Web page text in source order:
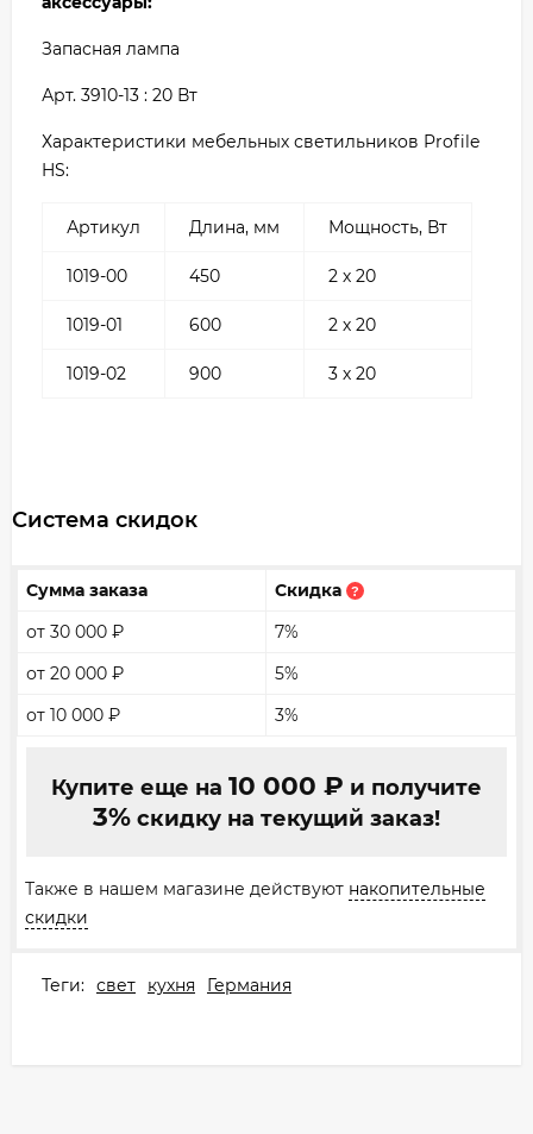
Запасная лампа
Арт. 3910-13 : 20 Вт
Характеристики мебельных светильников Profile
HS:
Артикул Длина, мм Мощность, Вт
1019-00 450 2 х 20
1019-01 600 2 х 20
1019-02 900 3 х 20
Система скидок
Сумма заказа Скидка ?
от 30 000 ₽
7%
от 20 000 ₽
5%
от 10 000 ₽ 3%
Купите еще на 10 000 ₽ и получите
3%скидку на текущий заказ!
Также в нашем магазине действуют накопительные
скидки
Теги: свет кухня Германия